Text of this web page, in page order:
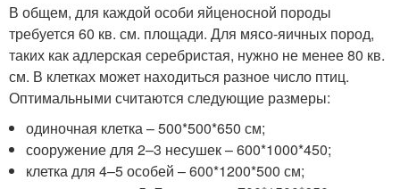
В общем, для каждой особи яйценосной породы
требуется 60 кв. см. площади. Для мясо-яичных пород,
таких как адлерская серебристая, нужно не менее 80 кв.
см. В клетках может находиться разное число птиц.
Оптимальными считаются следующие размеры:
одиночная клетка – 500*500*650 см;
сооружение для 2–3 несушек – 600*1000*450;
клетка для 4–5 особей – 600*1200*500 см;